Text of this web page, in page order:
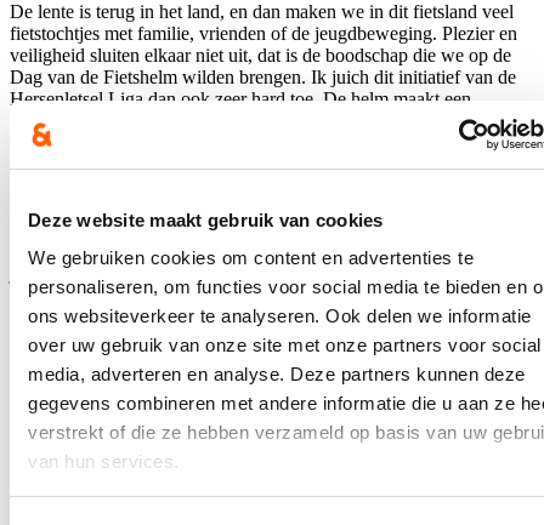
Deze website maakt gebruik van cookies
We gebruiken cookies om content en advertenties te
personaliseren, om functies voor social media te bieden en
ons websiteverkeer te analyseren. Ook delen we informatie
over uw gebruik van onze site met onze partners voor social
media, adverteren en analyse. Deze partners kunnen deze
gegevens combineren met andere informatie die u aan ze
verstrekt of die ze hebben verzameld op basis van uw
van hun services.
De lente is terug in het land, en dan maken we in dit fietsland veel
fietstochtjes met familie, vrienden of de jeugdbeweging. Plezier en
veiligheid sluiten elkaar niet uit, dat is de boodschap die we op de
Dag van de Fietshelm wilden brengen. Ik juich dit initiatief van de
Hersenletsel Liga dan ook zeer hard toe. De helm maakt een
fietstocht niet minder leuk, maar wel veiliger. Een ongeluk zit soms
een klein hoekje, en dan kan het dragen van een helm echt het
verschil maken. Veel jongeren dragen de helm wel als ze jonger zijn,
van een gordel, zou het dragen van een fietshelm een automatisme
moeten worden. We moeten de fietshelm normaliseren. Ik ben niet
enkel minister bevoegd voor veiligheid, ik ben ook tante van zeven
jonge neefjes. Daarom neem ik mijn verantwoordelijkheid, om
ervoor te pleiten een fietshelm te dragen van zodra we de fiets
opstappen. Laten we samen het goede voorbeeld geven, want
veiligheid, daar werken we samen aan!
Tal van ‘bekende gezichten’ steunen de actie en bezorgden hun
#helmheld selfies. Benieuwd wie dat allemaal zijn? Check zeker de
sociale media van de Hersenletsel Liga, elke dag komen erbij!
Hou me op de hoogte